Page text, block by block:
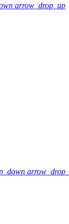
arrow_drop_up